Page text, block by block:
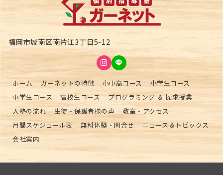
福岡市城南区南片江3丁目5-12
ホーム ガーネットの特徴 小中高コース
小学生コース
中学生コース
高校生コース
プログラミング ＆ 探求授業
入塾の流れ
生徒・保護者様の声
教室・アクセス
月間スケジュール表
無料体験・問合せ
ニュース＆トピックス
会社案内